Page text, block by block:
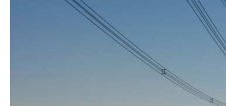
vəsaitlərin